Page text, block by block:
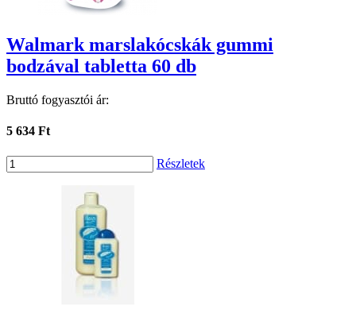
Walmark marslakócskák gummi
bodzával tabletta 60 db
Bruttó fogyasztói ár:
5 634 Ft
Részletek